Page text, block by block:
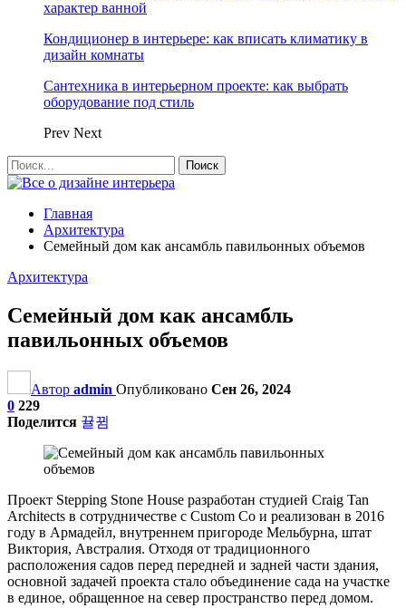
характер ванной
Кондиционер в интерьере: как вписать климатику в
дизайн комнаты
Сантехника в интерьерном проекте: как выбрать
оборудование под стиль
Prev Next
Главная
Архитектура
Семейный дом как ансамбль павильонных объемов
Архитектура
Семейный дом как ансамбль
павильонных объемов
Автор admin Опубликовано Сен 26, 2024
0 229
Поделится
Проект Stepping Stone House разработан студией Craig Tan
Architects в сотрудничестве с Custom Co и реализован в 2016
году в Армадейл, внутреннем пригороде Мельбурна, штат
Виктория, Австралия. Отходя от традиционного
расположения садов перед передней и задней части здания,
основной задачей проекта стало объединение сада на участке
в единое, обращенное на север пространство перед домом.